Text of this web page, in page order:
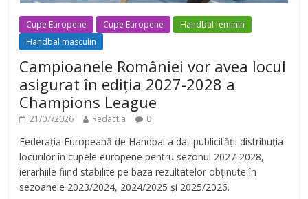
Cupe Europene Cupe Europene
Handbal feminin
Handbal masculin
Campioanele României vor avea locul
asigurat în ediția 2027-2028 a
Champions League
21/07/2026 Redactia 0
Federația Europeană de Handbal a dat publicității distribuția
locurilor în cupele europene pentru sezonul 2027-2028,
ierarhiile fiind stabilite pe baza rezultatelor obținute în
sezoanele 2023/2024, 2024/2025 și 2025/2026.